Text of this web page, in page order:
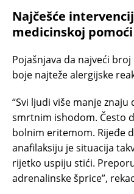
Najčešće
medicinskoj pomoći
Pojašnjava da najveći
boje najteže alergijske
“Svi ljudi više manje
smrtnim ishodom. Često
bolnim eritemom. Rijeđe
anafilaksiju je situacija
rijetko uspiju stići.
adrenalinske šprice”,